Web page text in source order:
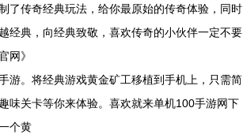
传奇经典玩法，给你最原始的传奇体验，同时
经典，向经典致敬，喜欢传奇的小伙伴一定不要
网》
。将经典游戏黄金矿工移植到手机上，只需简
味关卡等你来体验。喜欢就来单机100手游网下
个黄